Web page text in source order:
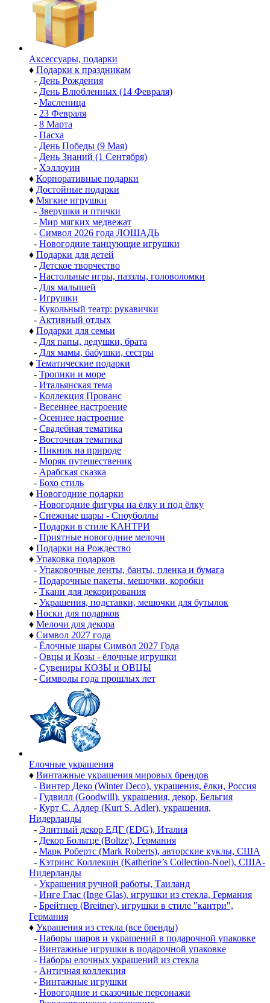
Аксессуары, подарки
♦ Подарки к праздникам
- День Рождения
- День Влюбленных (14 Февраля)
- Масленица
- 23 Февраля
- 8 Марта
- Пасха
- День Победы (9 Мая)
- День Знаний (1 Сентября)
- Хэллоуин
♦ Корпоративные подарки
♦ Достойные подарки
♦ Мягкие игрушки
- Зверушки и птички
- Мир мягких медвежат
- Символ 2026 года ЛОШАДЬ
- Новогодние танцующие игрушки
♦ Подарки для детей
- Детское творчество
- Настольные игры, паззлы, головоломки
- Для малышей
- Игрушки
- Кукольный театр: рукавички
- Активный отдых
♦ Подарки для семьи
- Для папы, дедушки, брата
- Для мамы, бабушки, сестры
♦ Тематические подарки
- Тропики и море
- Итальянская тема
- Коллекция Прованс
- Весеннее настроение
- Осеннее настроение
- Свадебная тематика
- Восточная тематика
- Пикник на природе
- Моряк путешественик
- Арабская сказка
- Бохо стиль
♦ Новогодние подарки
- Новогодние фигуры на ёлку и под ёлку
- Снежные шары - Сноуболлы
- Подарки в стиле КАНТРИ
- Приятные новогодние мелочи
♦ Подарки на Рождество
♦ Упаковка подарков
- Упаковочные ленты, банты, пленка и бумага
- Подарочные пакеты, мешочки, коробки
- Ткани для декорирования
- Украшения, подставки, мешочки для бутылок
♦ Носки для подарков
♦ Мелочи для декора
♦ Символ 2027 года
- Ёлочные шары Символ 2027 Года
- Овцы и Козы - ёлочные игрушки
- Сувениры КОЗЫ и ОВЦЫ
- Символы года прошлых лет
Елочные украшения
♦ Винтажные украшения мировых брендов
- Винтер Деко (Winter Deco), украшения, ёлки, Россия
- Гудвилл (Goodwill), украшения, декор, Бельгия
- Курт С. Адлер (Kurt S. Adler), украшения,
Нидерланды
- Элитный декор ЕДГ (EDG), Италия
- Декор Больтце (Boltze), Германия
- Марк Робертс (Mark Roberts), авторские куклы, США
- Кэтринс Коллекшн (Katherine’s Collection-Noel), США-
Нидерланды
- Украшения ручной работы, Таиланд
- Инге Глас (Inge Glas), игрушки из стекла, Германия
- Брейтнер (Breitner), игрушки в стиле "кантри",
Германия
♦ Украшения из стекла (все бренды)
- Наборы шаров и украшений в подарочной упаковке
- Винтажные игрушки в подарочной упаковке
- Наборы елочных украшений из стекла
- Античная коллекция
- Винтажные игрушки
- Новогодние и сказочные персонажи